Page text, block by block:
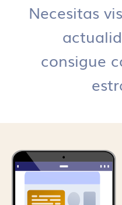
Necesitas
consigue